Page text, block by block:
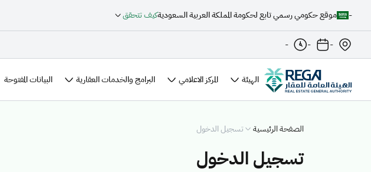
- موقع حكومي رسمي تابع لحكومة المملكة العربية السعوديةكيف تتحقق
-
-
-
الهيئة المركز الاعلامي البرامج والخدمات العقارية البيانات المفتوحة
الصفحة الرئيسية تسجيل الدخول
تسجيل الدخول